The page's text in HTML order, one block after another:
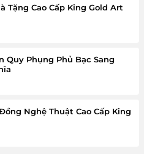
Tặng Cao Cấp King Gold Art
Quy Phụng Phủ Bạc Sang
Nghệ Thuật Cao Cấp King